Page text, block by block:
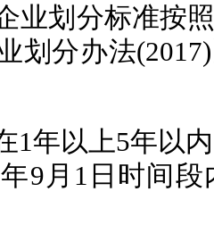
业划分标准按
划分办法
1年以上5年以
9月1日时间